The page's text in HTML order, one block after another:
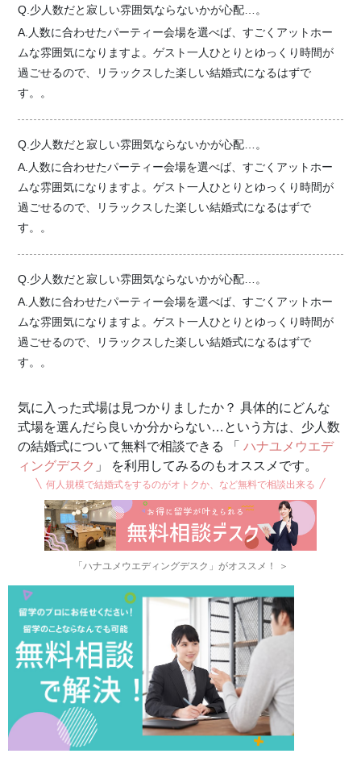
Q.少人数だと寂しい雰囲気ならないかが心配…。
A.人数に合わせたパーティー会場を選べば、すごくアットホー
ムな雰囲気になりますよ。ゲスト一人ひとりとゆっくり時間が
過ごせるので、リラックスした楽しい結婚式になるはずで
す。。
Q.少人数だと寂しい雰囲気ならないかが心配…。
A.人数に合わせたパーティー会場を選べば、すごくアットホー
ムな雰囲気になりますよ。ゲスト一人ひとりとゆっくり時間が
過ごせるので、リラックスした楽しい結婚式になるはずで
す。。
Q.少人数だと寂しい雰囲気ならないかが心配…。
A.人数に合わせたパーティー会場を選べば、すごくアットホー
ムな雰囲気になりますよ。ゲスト一人ひとりとゆっくり時間が
過ごせるので、リラックスした楽しい結婚式になるはずで
す。。
気に入った式場は見つかりましたか？ 具体的にどんな
式場を選んだら良いか分からない…という方は、少人数
の結婚式について無料で相談できる 「ハナユメウエデ
ィングデスク 」 を利用してみるのもオススメです。
何人規模で結婚式をするのがオトクか、など無料で相談出来る
「ハナユメウエディングデスク」がオススメ！ ＞